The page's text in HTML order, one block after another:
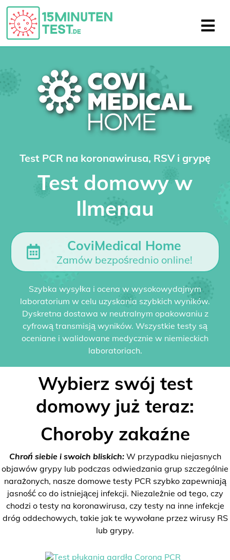
Test PCR na koronawirusa, RSV i grypę
Test domowy w
Ilmenau
CoviMedical Home
Zamów bezpośrednio online!
Szybka wysyłka i ocena w wysokowydajnym
laboratorium w celu uzyskania szybkich wyników.
Dyskretna dostawa w neutralnym opakowaniu z
cyfrową transmisją wyników. Wszystkie testy są
oceniane i walidowane medycznie w niemieckich
laboratoriach.
Wybierz swój test
domowy już teraz:
Choroby zakaźne
Chroń siebie i swoich bliskich:W przypadku niejasnych
objawów grypy lub podczas odwiedzania grup szczególnie
narażonych, nasze domowe testy PCR szybko zapewniają
jasność co do istniejącej infekcji. Niezależnie od tego, czy
chodzi o testy na koronawirusa, czy testy na inne infekcje
dróg oddechowych, takie jak te wywołane przez wirusy RS
lub grypy.